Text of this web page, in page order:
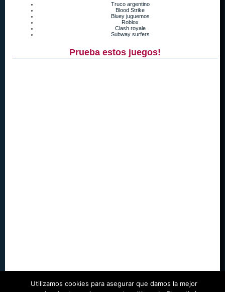
Truco argentino
Blood Strike
Bluey juguemos
Roblox
Clash royale
Subway surfers
Prueba estos juegos!
Utilizamos cookies para asegurar que damos la mejor